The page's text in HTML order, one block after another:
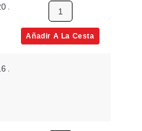
AWG
Añadir A La Cesta
AWG